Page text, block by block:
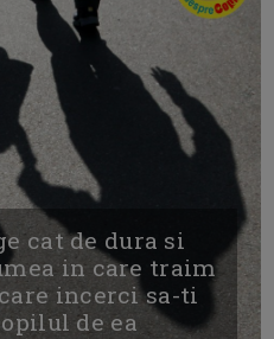
cat de dura si
in care traim
incerci sa-ti
de ea